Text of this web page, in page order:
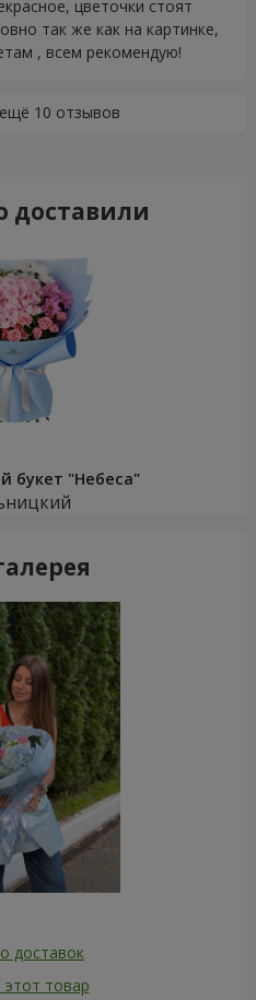
цветочки стоят
так же как на картинке,
, всем рекомендую!
10 отзывов
доставили
букет "Небеса"
доставок
этот товар